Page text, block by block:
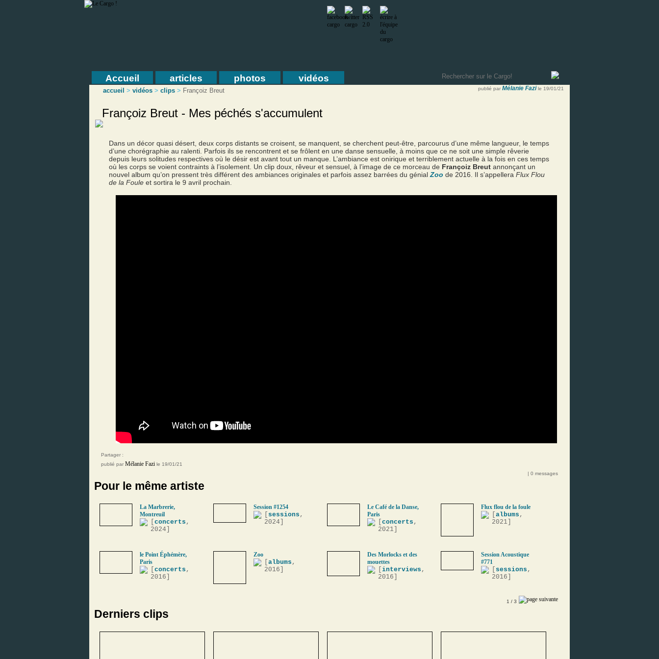
Accueil articles photos vidéos
accueil > vidéos > clips > Françoiz Breut publié par Mélanie Fazi le 19/01/21
Françoiz Breut - Mes péchés s'accumulent
Dans un décor quasi désert, deux corps distants se croisent, se manquent, se cherchent peut-être, parcourus d’une même langueur, le temps
d’une chorégraphie au ralenti. Parfois ils se rencontrent et se frôlent en une danse sensuelle, à moins que ce ne soit une simple rêverie
depuis leurs solitudes respectives où le désir est avant tout un manque. L’ambiance est onirique et terriblement actuelle à la fois en ces temps
où les corps se voient contraints à l’isolement. Un clip doux, rêveur et sensuel, à l’image de ce morceau de Françoiz Breut annonçant un
nouvel album qu’on pressent très différent des ambiances originales et parfois assez barrées du génial Zoo de 2016. Il s’appellera Flux Flou
de la Foule et sortira le 9 avril prochain.
Partager :
publié par Mélanie Fazi le 19/01/21
| 0 messages
Pour le même artiste
La Marbrerie,
Montreuil
concerts ,
2024]
Session #1254
sessions ,
2024]
Le Café de la Danse,
Paris
concerts ,
2021]
Flux flou de la foule
albums ,
2021]
le Point Éphémère,
Paris
concerts ,
2016]
Zoo
albums ,
2016]
Des Morlocks et des
mouettes
interviews ,
2016]
Session Acoustique
#771
sessions ,
2016]
1 / 3
Derniers clips